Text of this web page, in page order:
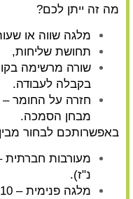
מה זה ייתן לכם?
מלגה שווה או שעות
תחושת שליחות,
שורה מרשימה
בקבלה לעבודה.
חזרה על החומר –
מבחן הסמכה.
באפשרותכם לבחור
נ"ז).